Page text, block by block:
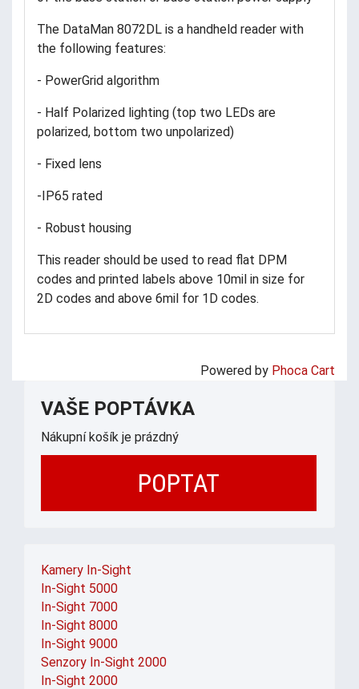
The DataMan 8072DL is a handheld reader with
the following features:
- PowerGrid algorithm
- Half Polarized lighting (top two LEDs are
polarized, bottom two unpolarized)
- Fixed lens
-IP65 rated
- Robust housing
This reader should be used to read flat DPM
codes and printed labels above 10mil in size for
2D codes and above 6mil for 1D codes.
Powered by Phoca Cart
VAŠE POPTÁVKA
Nákupní košík je prázdný
POPTAT
Kamery In-Sight
In-Sight 5000
In-Sight 7000
In-Sight 8000
In-Sight 9000
Senzory In-Sight 2000
In-Sight 2000